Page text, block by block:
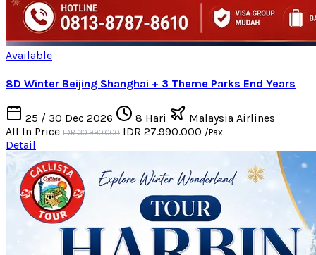
Available
8D Winter Beijing Shanghai + 3 Theme Parks End Years
25 / 30 Dec 2026 8 Hari
Malaysia Airlines
All In Price IDR 30.990.000 IDR 27.990.000 /Pax
Detail